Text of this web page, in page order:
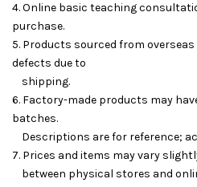
4. Online basic teaching
purchase.
5. Products sourced from
defects due to
shipping.
6. Factory-made products may
batches.
Descriptions are for reference;
7. Prices and items may vary
between physical stores and